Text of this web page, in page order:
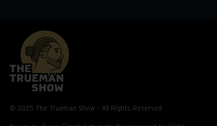
© 2025 The Trueman Show – All Rights Reserved